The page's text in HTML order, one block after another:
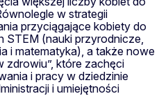
w strategii
przyciągające kobiety do
STEM (nauki przyrodnicze,
i matematyka), a także nowe
zdrowiu”, które zachęci
i pracy w dziedzinie
i umiejętności